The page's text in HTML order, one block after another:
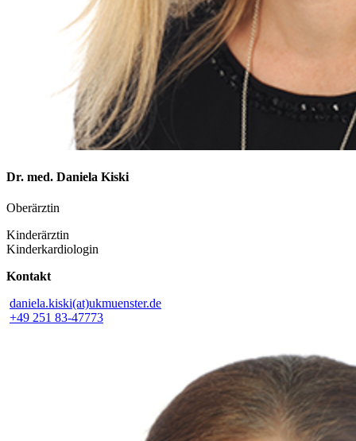
Dr. med. Daniela Kiski
Oberärztin
Kinderärztin
Kinderkardiologin
Kontakt
daniela.kiski(at)ukmuenster.de
+49 251 83-47773